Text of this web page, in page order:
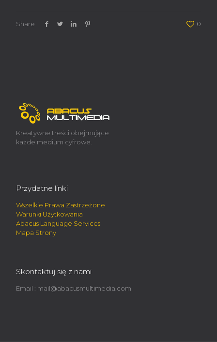
Share 0
Kreatywne treści obejmujące
każde medium cyfrowe.
Przydatne linki
Wszelkie Prawa Zastrzeżone
Warunki Użytkowania
Abacus Language Services
Mapa Strony
Skontaktuj się z nami
Email : mail@abacusmultimedia.com